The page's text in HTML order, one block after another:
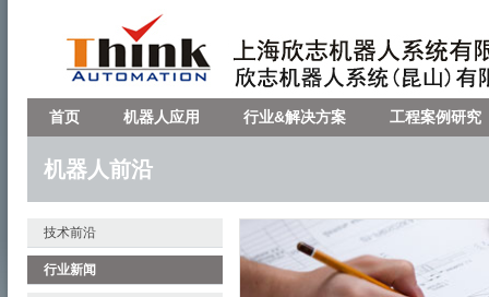
首页 机器人应用 行业&解决方案 工程案例研究
机器人前沿
技术前沿
行业新闻